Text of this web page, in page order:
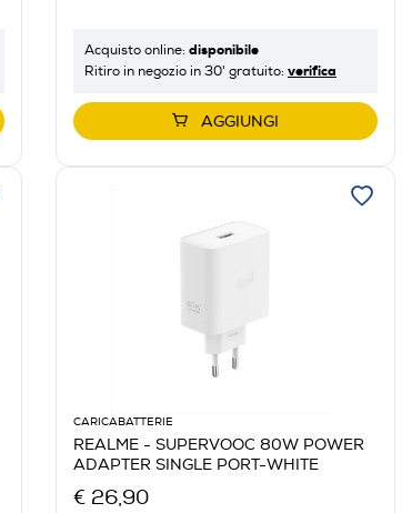
Acquisto online: disponibile
Ritiro in negozio in 30' gratuito: verifica
AGGIUNGI
CARICABATTERIE
REALME - SUPERVOOC 80W POWER
ADAPTER SINGLE PORT-WHITE
€ 26,90